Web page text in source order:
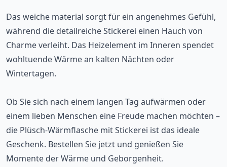
Das weiche material sorgt für ein angenehmes Gefühl,
während die detailreiche Stickerei einen Hauch von
Charme verleiht. Das Heizelement im Inneren spendet
wohltuende Wärme an kalten Nächten oder
Wintertagen.
Ob Sie sich nach einem langen Tag aufwärmen oder
einem lieben Menschen eine Freude machen möchten –
die Plüsch-Wärmflasche mit Stickerei ist das ideale
Geschenk. Bestellen Sie jetzt und genießen Sie
Momente der Wärme und Geborgenheit.